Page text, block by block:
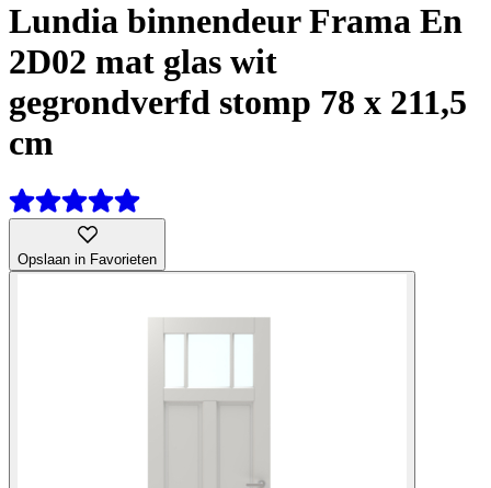
Lundia binnendeur Frama En
2D02 mat glas wit
gegrondverfd stomp 78 x 211,5
cm
Opslaan in Favorieten